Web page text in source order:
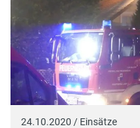
24.10.2020 / Einsätze